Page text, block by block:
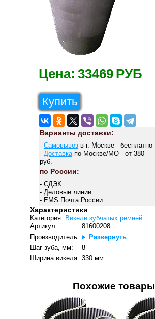
Цена: 33469 РУБ
Купить
Варианты доставки:
- Самовывозв г. Москве - бесплатно
- Доставкапо Москве/МО - от 380
руб.
по России:
- СДЭК
- Деловые линии
- EMS Почта России
Характеристики
Категория: Викели зубчатых ремней
Артикул:
81600208
Производитель:
Развернуть
Шаг зуба, мм:
8
Ширина викеля: 330 мм
Похожие товары